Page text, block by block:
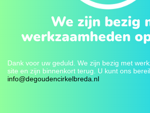
We zijn bezig
werkzaamheden
Dank voor uw geduld. We zijn bezig met
site en zijn binnenkort terug. U kunt ons
info@degoudencirkelbreda.nl